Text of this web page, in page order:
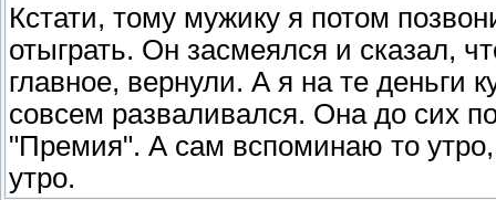
Кстати, тому мужику я потом
отыграть. Он засмеялся и сказал,
главное, вернули. А я на те деньги
совсем разваливался. Она до сих
"Премия". А сам вспоминаю то
утро.